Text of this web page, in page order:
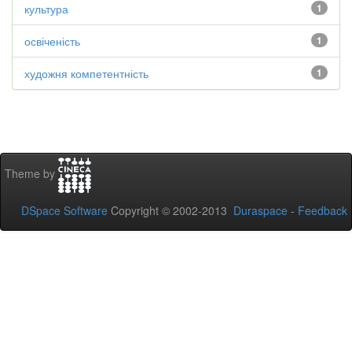
1
культура
1
освіченість
1
художня компетентність
Theme by
DSpace Software Copyright © 2002-2013 Duraspace - Feedback